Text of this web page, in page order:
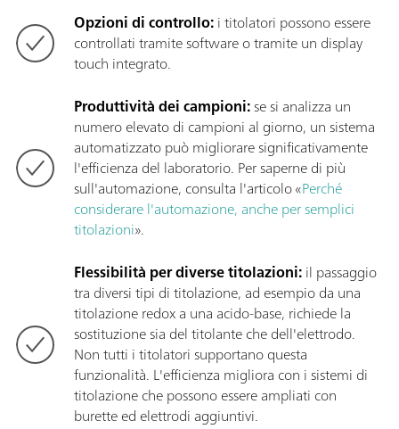
Opzioni di controllo:i titolatori possono essere
controllati tramite software o tramite un display
touch integrato.
Produttività dei campioni:se si analizza un
numero elevato di campioni al giorno, un sistema
automatizzato può migliorare significativamente
l'efficienza del laboratorio. Per saperne di più
sull'automazione, consulta l'articolo «Perché
considerare l'automazione, anche per semplici
titolazioni».
Flessibilità per diverse titolazioni:il passaggio
tra diversi tipi di titolazione, ad esempio da una
titolazione redox a una acido-base, richiede la
sostituzione sia del titolante che dell'elettrodo.
Non tutti i titolatori supportano questa
funzionalità. L'efficienza migliora con i sistemi di
titolazione che possono essere ampliati con
burette ed elettrodi aggiuntivi.